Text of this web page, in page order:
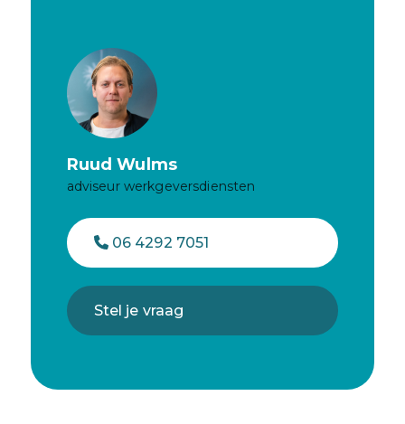
Ruud Wulms
adviseur werkgeversdiensten
06 4292 7051
Stel je vraag